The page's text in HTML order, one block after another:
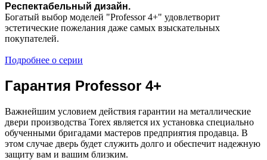
Респектабельный дизайн.
Богатый выбор моделей "Professor 4+" удовлетворит
эстетические пожелания даже самых взыскательных
покупателей.
Подробнее о серии
Гарантия Professor 4+
Важнейшим условием действия гарантии на металлические
двери производства Torex является их установка специально
обученными бригадами мастеров предприятия продавца. В
этом случае дверь будет служить долго и обеспечит надежную
защиту вам и вашим близким.